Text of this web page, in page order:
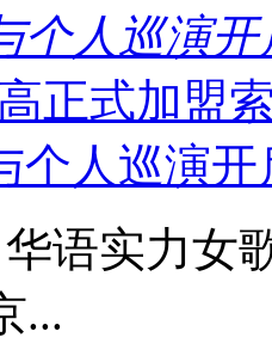
个人巡演
正式加盟
个人巡演
语实力女
...